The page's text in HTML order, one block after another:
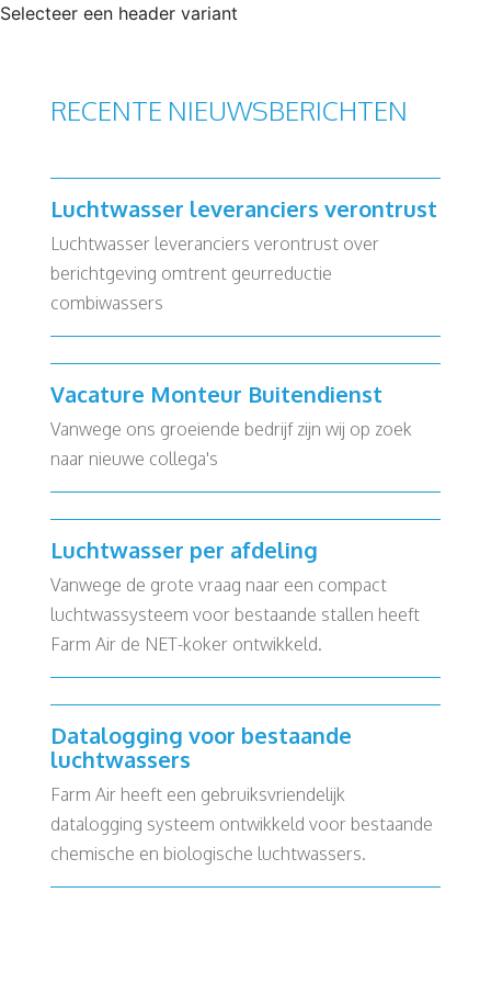
Selecteer een header variant
RECENTE NIEUWSBERICHTEN
Luchtwasser leveranciers verontrust
Luchtwasser leveranciers verontrust over
berichtgeving omtrent geurreductie
combiwassers
Vacature Monteur Buitendienst
Vanwege ons groeiende bedrijf zijn wij op zoek
naar nieuwe collega's
Luchtwasser per afdeling
Vanwege de grote vraag naar een compact
luchtwassysteem voor bestaande stallen heeft
Farm Air de NET-koker ontwikkeld.
Datalogging voor bestaande
luchtwassers
Farm Air heeft een gebruiksvriendelijk
datalogging systeem ontwikkeld voor bestaande
chemische en biologische luchtwassers.